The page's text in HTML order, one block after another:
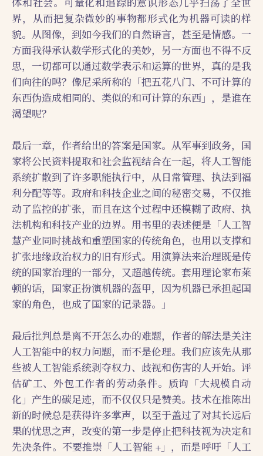
体和社会。可量化和追踪的意识形态几乎扫荡了全世
界，从而把复杂微妙的事物都形式化为机器可读的样
貌。从图像，到如今我们的自然语言，甚至是情感。一
方面我得承认数学形式化的美妙，另一方面也不得不反
思，一切都可以通过数学表示和运算的世界，真的是我
们向往的吗？像尼采所称的「把五花八门、不可计算的
东西伪造成相同的、类似的和可计算的东西」，是谁在
渴望呢？
最后一章，作者给出的答案是国家。从军事到政务，国
家将公民资料提取和社会监视结合在一起，将人工智能
系统扩散到了许多职能执行中，从日常管理、执法到福
利分配等等。政府和科技企业之间的秘密交易，不仅推
动了监控的扩张，而且在这个过程中还模糊了政府、执
法机构和科技产业的边界。用书里的表述便是「人工智
慧产业同时挑战和重塑国家的传统角色，也用以支撑和
扩张地缘政治权力的旧有形式。用演算法来治理既是传
统的国家治理的一部分，又超越传统。套用理论家布莱
顿的话，国家正扮演机器的盔甲，因为机器已承担起国
家的角色，也成了国家的记录器。」
最后批判总是离不开怎么办的难题，作者的解法是关注
人工智能中的权力问题，而不是伦理。我们应该先从那
些被人工智能系统剥夺权力、歧视和伤害的人开始。评
估矿工、外包工作者的劳动条件。质询「大规模自动
化」产生的碳足迹，而不仅仅只是赞美。技术在推陈出
新的时候总是获得许多掌声，以至于盖过了对其长远后
果的忧思之声，改变的第一步是停止把科技视为决定和
先决条件。不要推崇「人工智能 +」，而是呼吁「人工